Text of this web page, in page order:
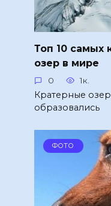
Топ 10 самых
озер в мире
0 1к.
Кратерные
образовались
ФОТО